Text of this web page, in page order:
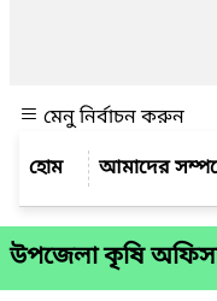
মেনু নির্বাচন করুন
আমাদের
উপজেলা কৃষি